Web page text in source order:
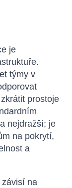
je
týmy v
prostoje
nejdražší; je
na pokrytí,
a
závisí na